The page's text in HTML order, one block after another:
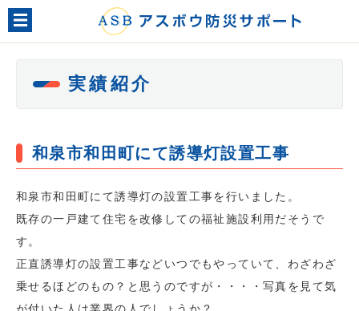
実績紹介
和泉市和田町にて誘導灯設置工事
和泉市和田町にて誘導灯の設置工事を行いました。
既存の一戸建て住宅を改修しての福祉施設利用だそうで
す。
正直誘導灯の設置工事などいつでもやっていて、わざわざ
乗せるほどのもの？と思うのですが・・・・写真を見て気